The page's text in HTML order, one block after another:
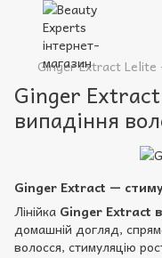
Ginger Extract Lelite
Ginger
випадіння
Ginger Extract —
Лінійка Ginger Extract
домашній догляд,
волосся, стимуляцію